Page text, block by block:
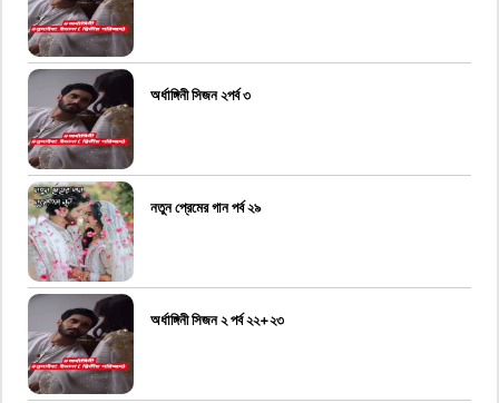
অর্ধাঙ্গিনী সিজন ২পর্ব ৩
নতুন প্রেমের গান পর্ব ২৯
অর্ধাঙ্গিনী সিজন ২ পর্ব ২২+২৩